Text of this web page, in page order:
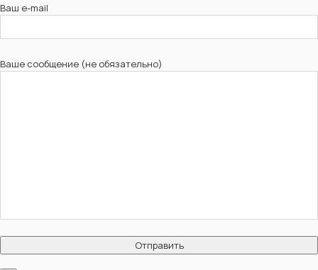
Ваш e-mail
Ваше сообщение (не обязательно)